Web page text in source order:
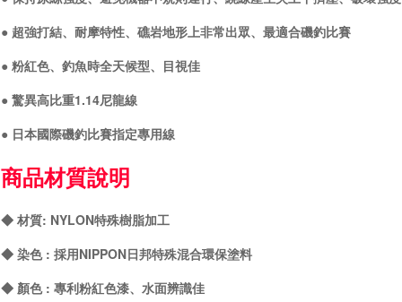
● 超強打結、耐摩特性、礁岩地形上非常出眾、最適合磯釣比賽
● 粉紅色、釣魚時全天候型、目視佳
● 驚異高比重1.14尼龍線
● 日本國際磯釣比賽指定專用線
商品材質說明
◆ 材質: NYLON特殊樹脂加工
◆ 染色 : 採用NIPPON日邦特殊混合環保塗料
◆ 顏色 : 專利粉紅色漆、水面辨識佳